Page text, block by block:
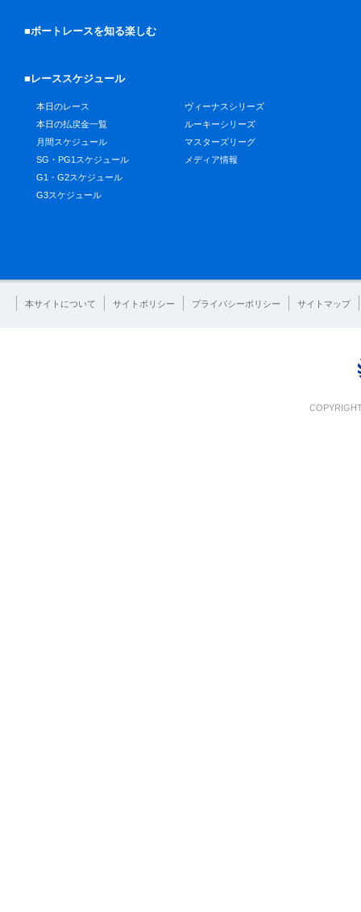
■ボートレースを知る楽しむ
■レーススケジュール
本日のレース
本日の払戻金一覧
月間スケジュール
SG・PG1スケジュール
G1・G2スケジュール
G3スケジュール
ヴィーナスシリーズ
ルーキーシリーズ
マスターズリーグ
メディア情報
本サイトについて サイトポリシー プライバシーポリシー サイトマップ